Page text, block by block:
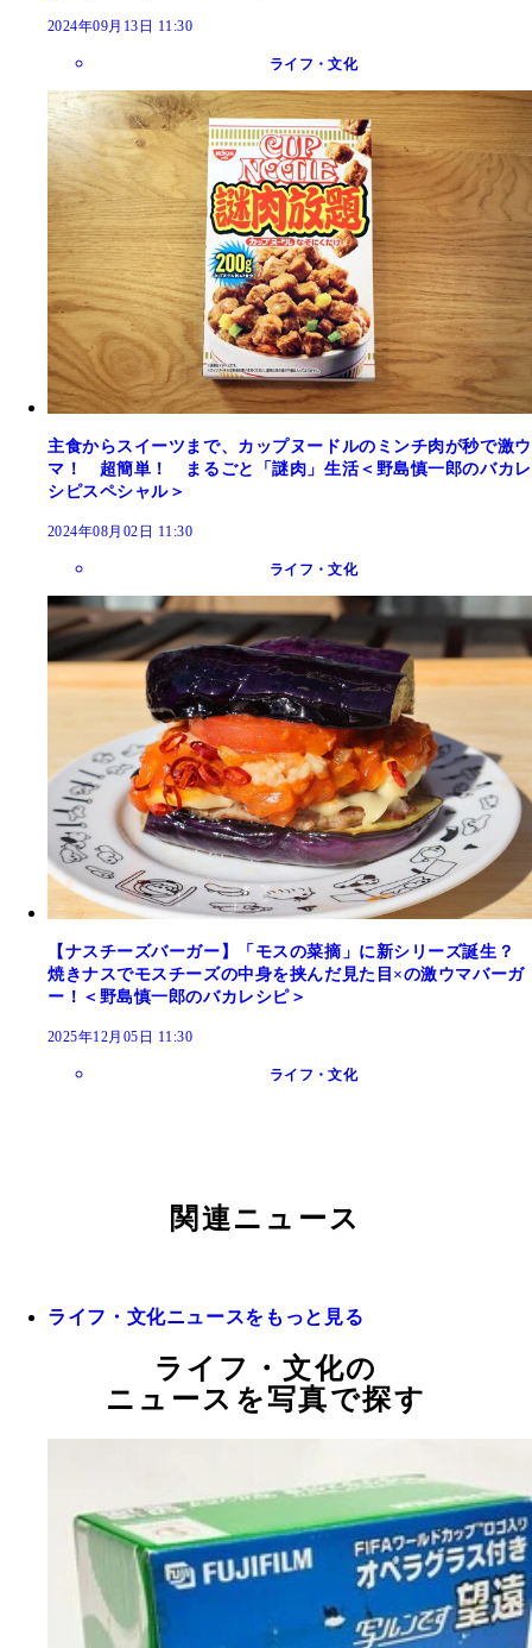
2024年09月13日 11:30
ライフ・文化
主食からスイーツまで、カップヌードルのミンチ肉が秒で激ウ
マ！ 超簡単！ まるごと「謎肉」生活＜野島慎一郎のバカレ
シピスペシャル＞
2024年08月02日 11:30
ライフ・文化
【ナスチーズバーガー】「モスの菜摘」に新シリーズ誕生？
焼きナスでモスチーズの中身を挟んだ見た目×の激ウマバーガ
ー！＜野島慎一郎のバカレシピ＞
2025年12月05日 11:30
ライフ・文化
関連ニュース
ライフ・文化ニュースをもっと見る
ライフ・文化の
ニュースを写真で探す